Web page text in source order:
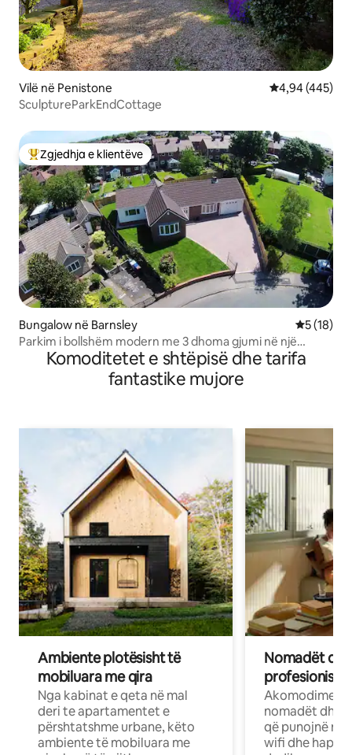
Vilë në Penistone Vlerësimi
4,94 (445)
SculptureParkEndCottage
Më të mirat e zgjedhjeve të klientëve
Zgjedhja e klientëve
Bungalow në Barnsley Vlerësimi
5 (18)
Parkim i bollshëm modern me 3 dhoma gjumi në një
bungalow të bollshëm.
Komoditetet e shtëpisë dhe tarifa
fantastike mujore
Ambiente plotësisht të
mobiluara me qira
Nga kabinat e qeta në mal
deri te apartamentet e
përshtatshme urbane, këto
ambiente të mobiluara me
Nomadët
Akomodime
nomadët dhe
që punojnë në
wifi dhe